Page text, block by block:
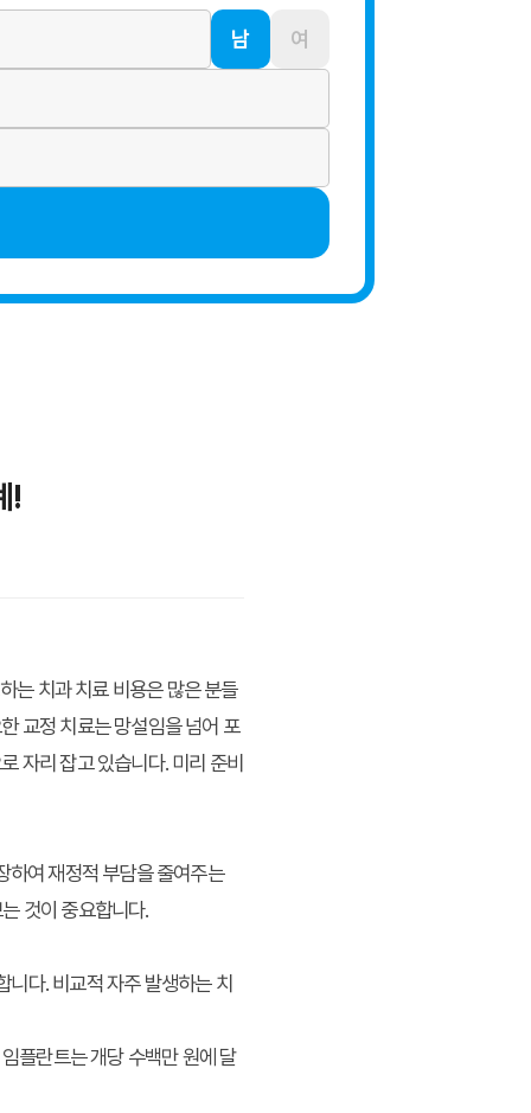
남 여
!
는 치과 치료 비용은 많은 분들
교정 치료는 망설임을 넘어 포
자리 잡고 있습니다. 미리 준비
하여 재정적 부담을 줄여주는
것이 중요합니다.
다. 비교적 자주 발생하는 치
플란트는 개당 수백만 원에 달